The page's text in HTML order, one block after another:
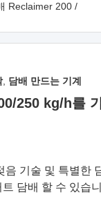
Reclaimer 200 /
, 담배 만드는 기계
250 kg/h를
기술 및 특별한
담배 할 수 있습